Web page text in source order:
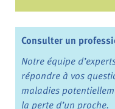
Consulter un
Notre équipe
répondre à vos
maladies
la perte d’un proche.